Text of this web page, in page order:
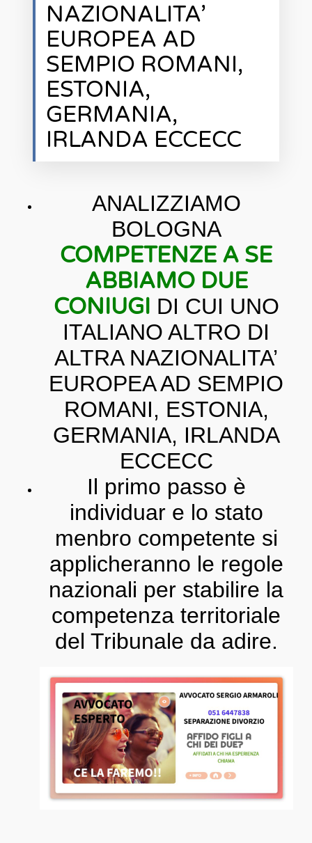
NAZIONALITA’
EUROPEA AD
SEMPIO ROMANI,
ESTONIA,
GERMANIA,
IRLANDA ECCECC
ANALIZZIAMO
BOLOGNA
COMPETENZE A SE
ABBIAMO DUE
CONIUGI DI CUI UNO
ITALIANO ALTRO DI
ALTRA NAZIONALITA’
EUROPEA AD SEMPIO
ROMANI, ESTONIA,
GERMANIA, IRLANDA
ECCECC
Il primo passo è
individuar e lo stato
menbro competente si
applicheranno le regole
nazionali per stabilire la
competenza territoriale
del Tribunale da adire.